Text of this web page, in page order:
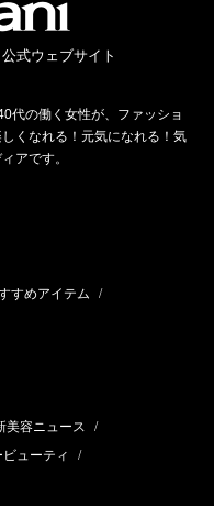
式ウェブサイト
代の働く女性が、ファッショ
くなれる！元気になれる！気
アです。
すめアイテム /
美容ニュース /
ューティ /